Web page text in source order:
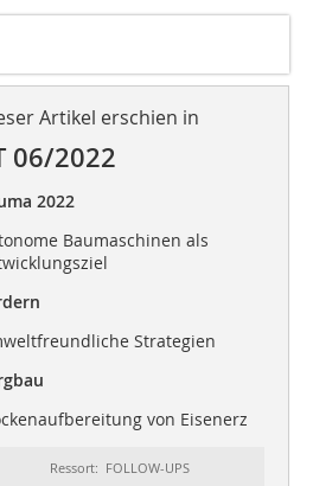
Artikel erschien in
06/2022
2022
Baumaschinen als
Strategien
von Eisenerz
Ressort: FOLLOW-UPS